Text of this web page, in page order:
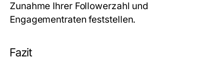
Zunahme Ihrer Followerzahl und
Engagementraten feststellen.
Fazit